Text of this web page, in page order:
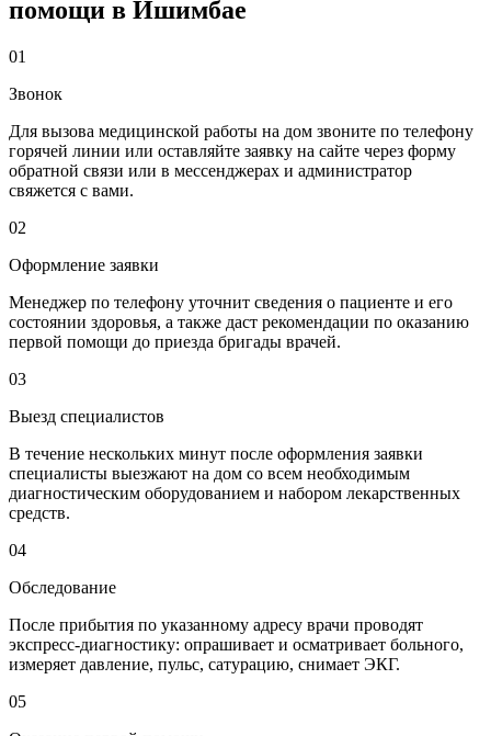
помощи в Ишимбае
01
Звонок
Для вызова медицинской работы на дом звоните по телефону
горячей линии или оставляйте заявку на сайте через форму
обратной связи или в мессенджерах и администратор
свяжется с вами.
02
Оформление заявки
Менеджер по телефону уточнит сведения о пациенте и его
состоянии здоровья, а также даст рекомендации по оказанию
первой помощи до приезда бригады врачей.
03
Выезд специалистов
В течение нескольких минут после оформления заявки
специалисты выезжают на дом со всем необходимым
диагностическим оборудованием и набором лекарственных
средств.
04
Обследование
После прибытия по указанному адресу врачи проводят
экспресс-диагностику: опрашивает и осматривает больного,
измеряет давление, пульс, сатурацию, снимает ЭКГ.
05